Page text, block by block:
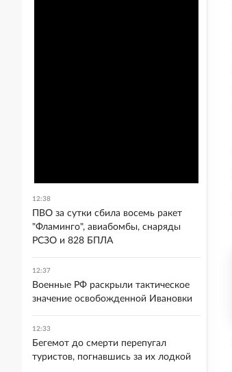
12:38
ПВО за сутки сбила восемь ракет
"Фламинго", авиабомбы, снаряды
РСЗО и 828 БПЛА
12:37
Военные РФ раскрыли тактическое
значение освобожденной Ивановки
12:33
Бегемот до смерти перепугал
туристов, погнавшись за их лодкой